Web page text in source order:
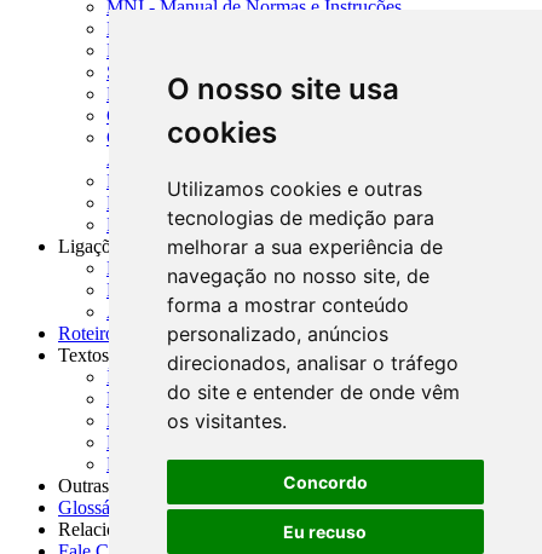
O nosso site usa
cookies
Utilizamos cookies e outras
tecnologias de medição para
melhorar a sua experiência de
navegação no nosso site, de
forma a mostrar conteúdo
personalizado, anúncios
direcionados, analisar o tráfego
do site e entender de onde vêm
os visitantes.
Concordo
Eu recuso
MNI - Manual de Normas e Instruções
MTVM - Manual de Títulos e Valores Mobiliários
MCR - Manual de Crédito Rural
SISORF - Manual de Organização do SFN
MASUP - Manual de Supervisão Bancária
CADOC - Catálogo de Documentos
CNAE-CONCLA - Classificação Nacional de
Atividades Econômicas
PMF - Cartilhas do BCB
Manuais Auxiliares do BCB e Cosif-e
Resenhas Diárias Governamentais
Ligações Externas
Links Úteis
Presidência da República
Agências Nacionais Reguladoras
Roteiros para Estudos
Textos
Índice de Textos
Editorial
Monografias
Na Imprensa
Fórum de Discussão
Outras ferramentas
Glossário
Relacionamento